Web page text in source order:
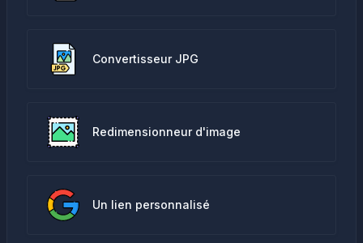
Convertisseur JPG
Redimensionneur d'image
Un lien personnalisé